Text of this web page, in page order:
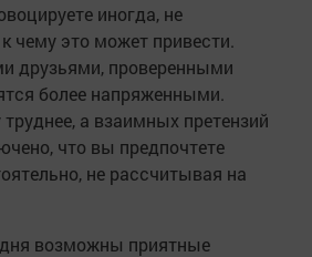
иногда, не
чему это может привести.
друзьями, проверенными
более напряженными.
а взаимных претензий
что вы предпочтете
не рассчитывая на
возможны приятные